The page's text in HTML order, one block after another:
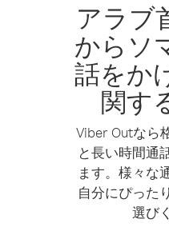
アラブ
からソ
話をか
関す
Viber Outなら
と長い時間通
ます。様々な
自分にぴった
選び